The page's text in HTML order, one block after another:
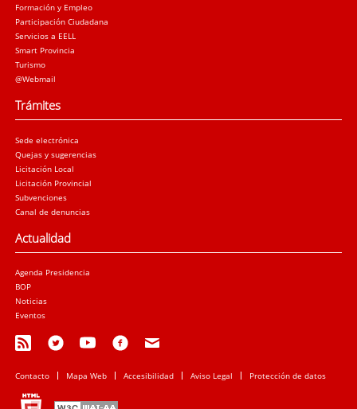
Formación y Empleo
Participación Ciudadana
Servicios a EELL
Smart Provincia
Turismo
@Webmail
Trámites
Sede electrónica
Quejas y sugerencias
Licitación Local
Licitación Provincial
Subvenciones
Canal de denuncias
Actualidad
Agenda Presidencia
BOP
Noticias
Eventos
Contacto Mapa Web Accesibilidad Aviso Legal Protección de datos